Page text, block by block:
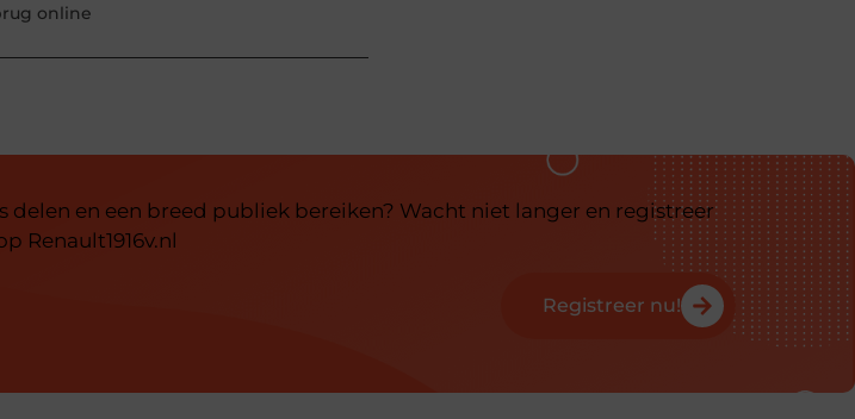
online
delen en een breed publiek bereiken? Wacht niet langer en registreer
Renault1916v.nl
Registreer nu!